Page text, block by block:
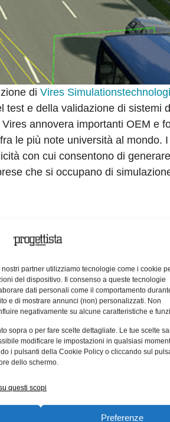
partner utilizziamo tecnologie come i cookie
del dispositivo. Il consenso a queste tecnologie
dati personali come il comportamento
e di mostrare annunci (non) personalizzati. Non
negativamente su alcune caratteristiche e
sopra o per fare scelte dettagliate. Le tue scelte
modificare le impostazioni in qualsiasi
i pulsanti della Cookie Policy o cliccando sul
dello schermo.
questi scopi
Preferenze
di Vires
test e della validazione di sistemi
annovera importanti OEM e
le più note università al mondo.
con cui consentono di generare
che si occupano di
agli inizi. Ci sono ancora tante
alle simulazioni di quanto
“L’eccellente tecnologia di
complessiva volta a
e analisi. Questa acquisizione
peculiari caratteristiche di guida
MSC per quanto concerne la
di Vires. “MSC ci offre la
i nostri prodotti e servizi”.
quali OpenScenario,
da parte di MSC.